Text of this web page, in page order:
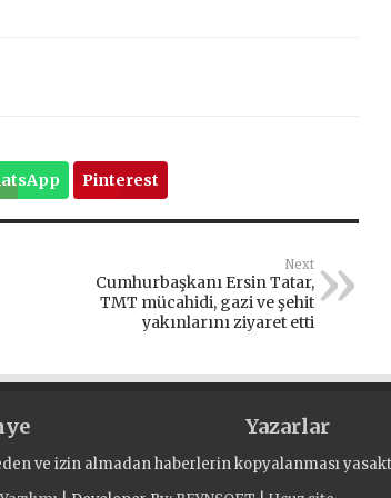
Pinterest
Next
Cumhurbaşkanı Ersin Tatar,
TMT mücahidi, gazi ve şehit
yakınlarını ziyaret etti
Yazarlar
ve izin almadan haberlerin kopyalanması